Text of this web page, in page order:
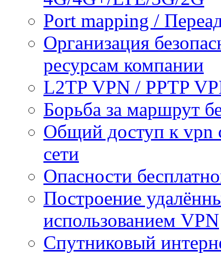
Port mapping /
Организация
ресурсам компании
L2TP VPN / PPTP
Борьба за маршрут
Общий доступ к vpn
сети
Опасности
Построение
использованием VPN
Спутниковый